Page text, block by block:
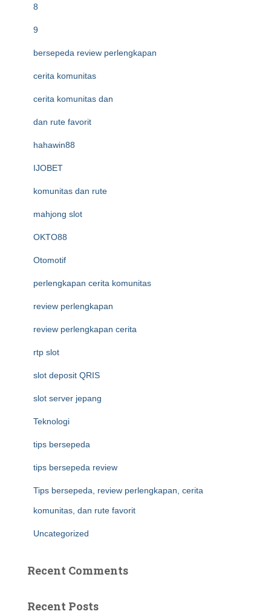
8
9
bersepeda review perlengkapan
cerita komunitas
cerita komunitas dan
dan rute favorit
hahawin88
IJOBET
komunitas dan rute
mahjong slot
OKTO88
Otomotif
perlengkapan cerita komunitas
review perlengkapan
review perlengkapan cerita
rtp slot
slot deposit QRIS
slot server jepang
Teknologi
tips bersepeda
tips bersepeda review
Tips bersepeda, review perlengkapan, cerita
komunitas, dan rute favorit
Uncategorized
Recent Comments
Recent Posts